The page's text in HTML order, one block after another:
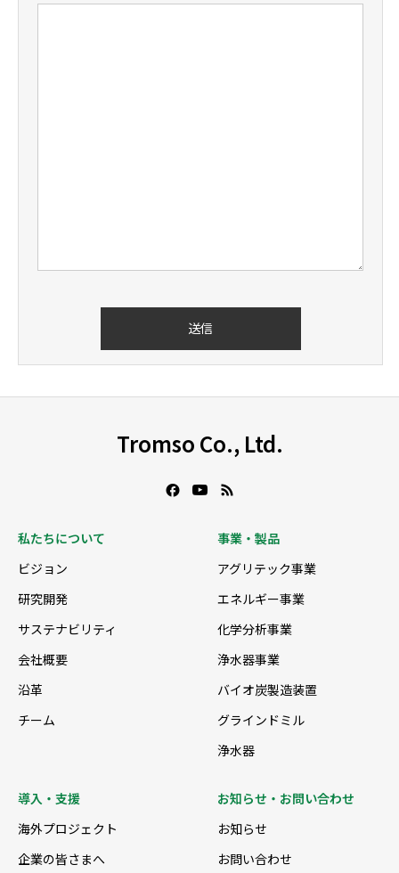
Tromso Co., Ltd.
私たちについて
ビジョン
研究開発
サステナビリティ
会社概要
沿革
チーム
事業・製品
アグリテック事業
エネルギー事業
化学分析事業
浄水器事業
バイオ炭製造装置
グラインドミル
浄水器
導入・支援
海外プロジェクト
企業の皆さまへ
お知らせ・お問い合わせ
お知らせ
お問い合わせ